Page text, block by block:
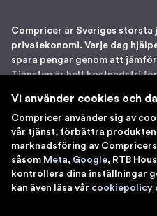
Compricer är Sveriges
privatekonomi. Varje dag
spara pengar genom att
Tjänsten är helt kostnadsfri
försäkringsdistributör hos
Finansinspektionens tillsyn.
till en av Sveriges 100 bästa
trygg med att använda våra
Vi använder cookies och
Compricer använder sig av
vår tjänst, förbättra produkten
marknadsföring av
såsom Meta, Google, RTB
kontrollera dina inställningar
kan även läsa vår cookiepolicy